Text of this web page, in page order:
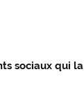
sociaux qui la